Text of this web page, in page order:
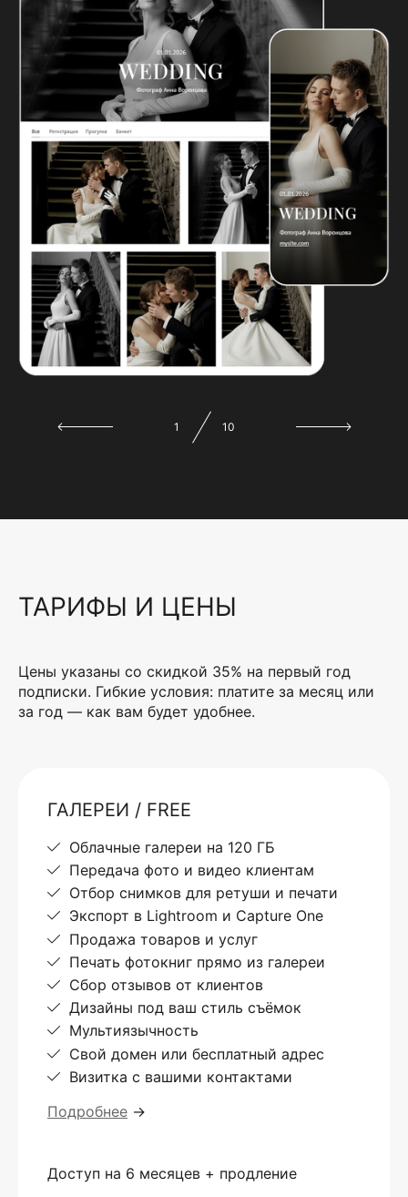
1 10
ТАРИФЫ И ЦЕНЫ
Цены указаны со скидкой 35% на первый год
подписки. Гибкие условия: платите за месяц или
за год — как вам будет удобнее.
ГАЛЕРЕИ / FREE
Облачные галереи на 120 ГБ
Передача фото и видео клиентам
Отбор снимков для ретуши и печати
Экспорт в Lightroom и Capture One
Продажа товаров и услуг
Печать фотокниг прямо из галереи
Сбор отзывов от клиентов
Дизайны под ваш стиль съёмок
Мультиязычность
Свой домен или бесплатный адрес
Визитка с вашими контактами
Подробнее →
Доступ на 6 месяцев + продление